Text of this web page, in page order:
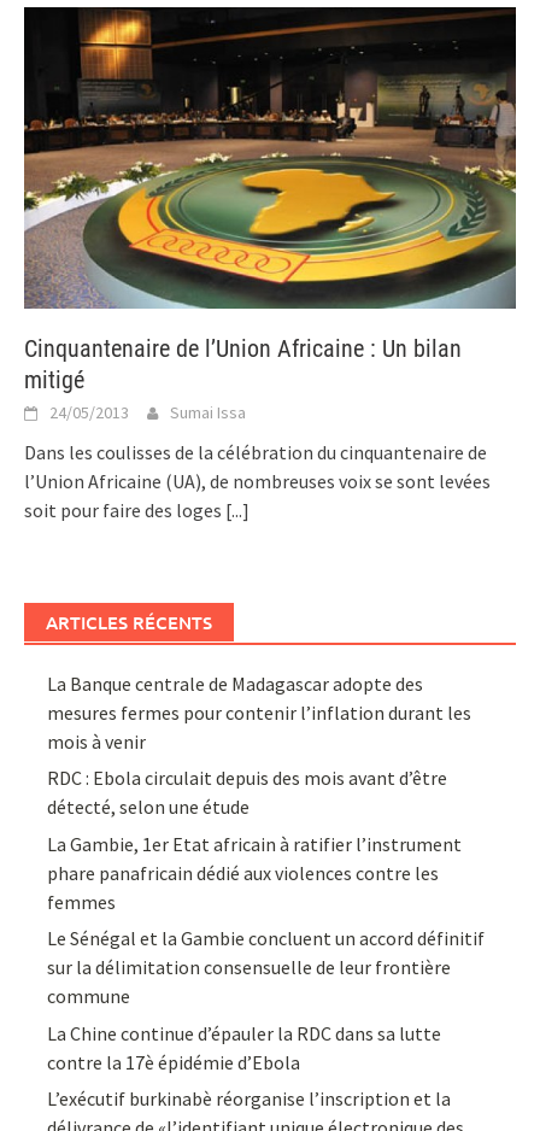
Cinquantenaire de l’Union Africaine : Un bilan
mitigé
24/05/2013 Sumai Issa
Dans les coulisses de la célébration du cinquantenaire de
l’Union Africaine (UA), de nombreuses voix se sont levées
soit pour faire des loges [...]
ARTICLES RÉCENTS
La Banque centrale de Madagascar adopte des
mesures fermes pour contenir l’inflation durant les
mois à venir
RDC : Ebola circulait depuis des mois avant d’être
détecté, selon une étude
La Gambie, 1er Etat africain à ratifier l’instrument
phare panafricain dédié aux violences contre les
femmes
Le Sénégal et la Gambie concluent un accord définitif
sur la délimitation consensuelle de leur frontière
commune
La Chine continue d’épauler la RDC dans sa lutte
contre la 17è épidémie d’Ebola
L’exécutif burkinabè réorganise l’inscription et la